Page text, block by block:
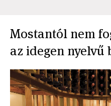
Mostantól nem
az idegen